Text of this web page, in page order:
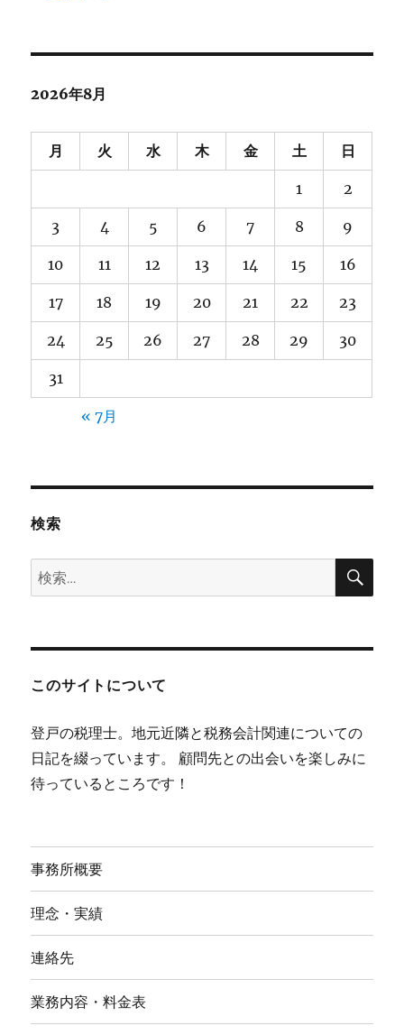
2026年8月
月 火 水 木 金 土 日
1 2
3 4 5 6 7 8 9
10 11 12 13 14 15 16
17 18 19 20 21 22 23
24 25 26 27 28 29 30
31
« 7月
検索
検
索:
検
このサイトについて
登戸の税理士。地元近隣と税務会計関連についての
日記を綴っています。 顧問先との出会いを楽しみに
待っているところです！
事務所概要
理念・実績
連絡先
業務内容・料金表